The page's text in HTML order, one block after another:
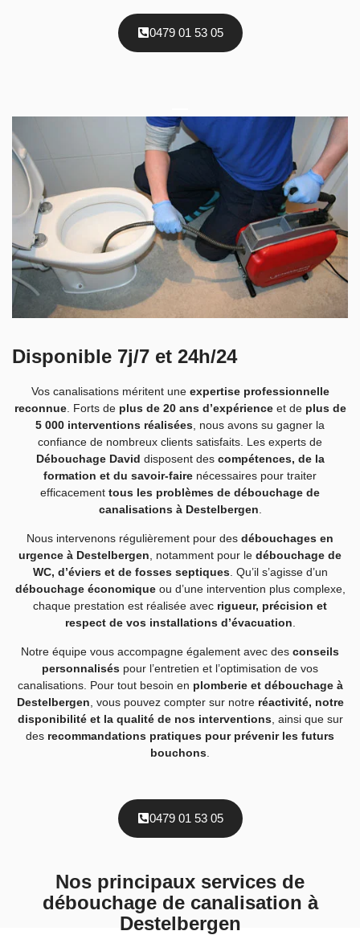
0479 01 53 05
Disponible 7j/7 et 24h/24
Vos canalisations méritent une expertise professionnelle
reconnue. Forts de plus de 20 ans d’expérienceet de plus de
5 000 interventions réalisées , nous avons su gagner la
confiance de nombreux clients satisfaits. Les experts de
Débouchage David disposent des compétences, de la
formation et du savoir-faire nécessaires pour traiter
efficacement tous les problèmes de débouchage de
canalisations à Destelbergen
Nous intervenons régulièrement pour des débouchages en
urgence à Destelbergen , notamment pour le débouchage de
WC, d’éviers et de fosses septiques. Qu’il s’agisse d’un
débouchage économiqueou d’une intervention plus complexe,
chaque prestation est réalisée avec rigueur, précision et
respect de vos installations d’évacuation
Notre équipe vous accompagne également avec des conseils
personnalisés pour l’entretien et l’optimisation de vos
canalisations. Pour tout besoin en plomberie et débouchage à
Destelbergen , vous pouvez compter sur notre réactivité, notre
disponibilité et la qualité de nos interventions, ainsi que sur
des recommandations pratiques pour prévenir les futurs
bouchons
0479 01 53 05
Nos principaux services de
débouchage de canalisation à
Destelbergen